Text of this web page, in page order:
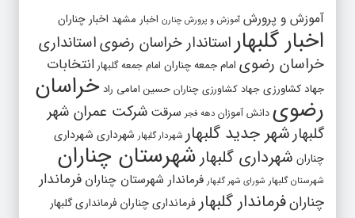
آموزش و پرورش آموزش و پرورش چنارن اخبار مشهد اخبار چناران
اخبار گلبهار استاندار خراسان رضویاستانداری
خراسان رضوی امام جمعه چناران امام جمعه گلبهار انتخابات
جهاد کشاورزی جهاد کشاورزی چناران حسین امامی راد خراسان
رضوی دانش آموزان دهه فجر سرقت شرکت عمران شهر
گلبهارشهر جدید گلبهار شهردار گلبهار شهرداری شهرداری
چناران شهرداری گلبهار شهرستان چناران
شهرستان گلبهار شورای شهر گلبهار فرماندار شهرستان چناران فرماندار
چنارانفرماندار گلبهار فرمانداری چناران فرمانداری گلبهار